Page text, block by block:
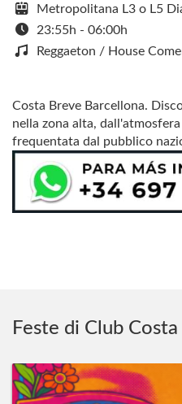
Metropolitana L3 o L5
23:55h - 06:00h
Reggaeton / House
Costa Breve Barcellona.
nella zona alta,
frequentata dal pubblico
Feste di Club